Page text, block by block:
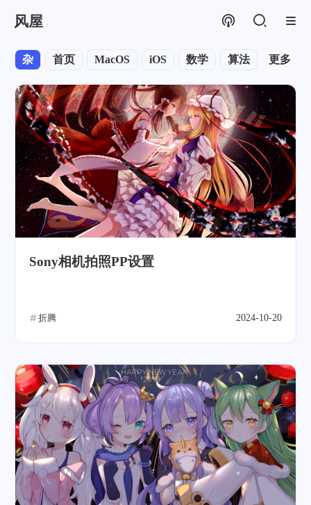
风屋
首页 MacOS iOS 数学 算法
杂 默认分
更多
Sony相机拍照PP设置
折腾 2024-10-20